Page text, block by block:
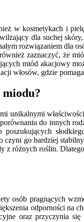
w kosmetykach i
dla suchej
rozwiązaniem
zaznaczyć, że
miód akacjowy
włosów, gdzie
do innych
go bardziej
z różnych roślin.
pragnących
odporności na
oraz przyczynia